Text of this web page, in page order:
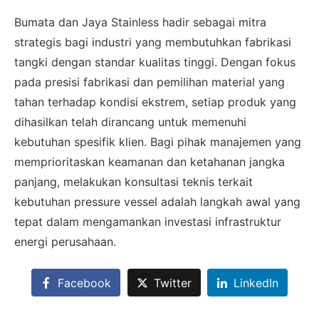
Bumata dan Jaya Stainless hadir sebagai mitra
strategis bagi industri yang membutuhkan fabrikasi
tangki dengan standar kualitas tinggi. Dengan fokus
pada presisi fabrikasi dan pemilihan material yang
tahan terhadap kondisi ekstrem, setiap produk yang
dihasilkan telah dirancang untuk memenuhi
kebutuhan spesifik klien. Bagi pihak manajemen yang
memprioritaskan keamanan dan ketahanan jangka
panjang, melakukan konsultasi teknis terkait
kebutuhan pressure vessel adalah langkah awal yang
tepat dalam mengamankan investasi infrastruktur
energi perusahaan.
Facebook Twitter LinkedIn
Admin 1
6281310045708
CHAT
Admin 2
62811893101
CHAT